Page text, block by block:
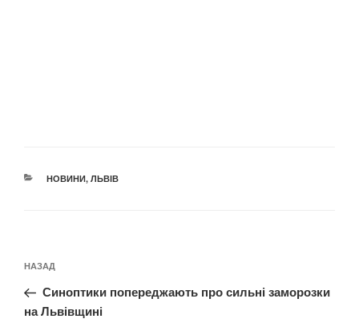
КАТЕГОРІЇ
НОВИНИ, ЛЬВІВ
записів
Попередній
запис:
НАЗАД
Синоптики попереджають про сильні заморозки
на Львівщині